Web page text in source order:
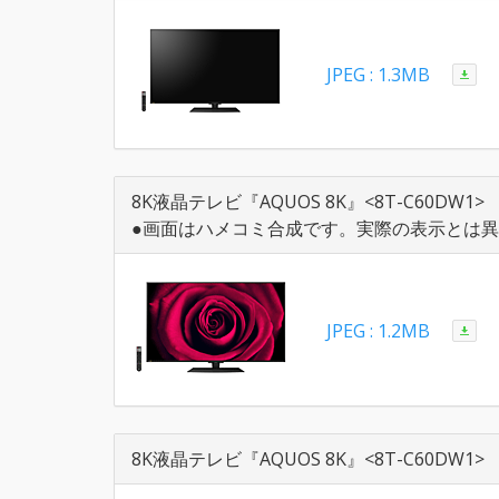
JPEG : 1.3MB
8K液晶テレビ『AQUOS 8K』<8T-C60DW1>
●画面はハメコミ合成です。実際の表示とは異
JPEG : 1.2MB
8K液晶テレビ『AQUOS 8K』<8T-C60DW1>